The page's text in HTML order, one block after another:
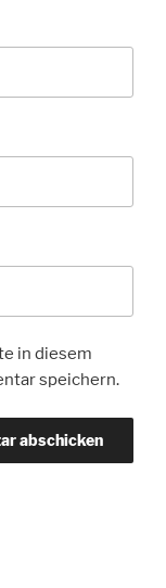
in diesem
speichern.